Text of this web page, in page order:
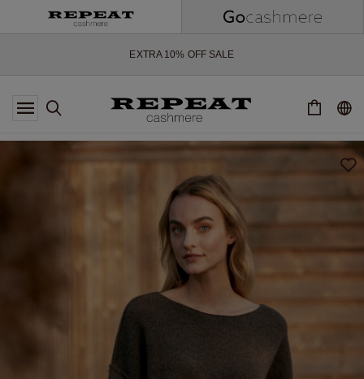
EXTRA 10% OFF SALE
*DIESES ANGEBOT GILT BIS ZUM 12 AUGUST 2026
*AUSNAHMEN SIND MÖGLICH
WEICHE NEUE STYLES & FRISCHE FARBEN FÜR DIE KOMMENDE
EXTRA 10% OFF SALE